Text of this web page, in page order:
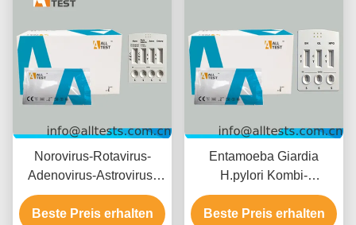
Interpretation
Norovirus-Rotavirus-
Adenovirus-Astrovirus-
Enterovirus-Combo-
Schnelltest für
Beste Preis erhalten
Entamoeba Giardia
H.pylori Kombi-
Schnelltest für schnelle
Ergebnisse in 10 Minuten
Beste Preis erhalten